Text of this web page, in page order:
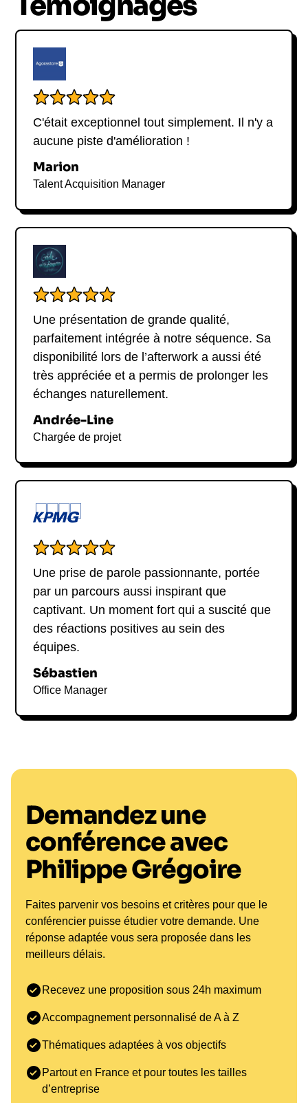
C'était exceptionnel tout simplement. Il n'y a
aucune piste d'amélioration !
Marion
Talent Acquisition Manager
Une présentation de grande qualité,
parfaitement intégrée à notre séquence. Sa
disponibilité lors de l’afterwork a aussi été
très appréciée et a permis de prolonger les
échanges naturellement.
Andrée-Line
Chargée de projet
Une prise de parole passionnante, portée
par un parcours aussi inspirant que
captivant. Un moment fort qui a suscité que
des réactions positives au sein des
équipes.
Sébastien
Office Manager
Demandez une
conférence avec
Philippe Grégoire
Faites parvenir vos besoins et critères pour que le
conférencier puisse étudier votre demande. Une
réponse adaptée vous sera proposée dans les
meilleurs délais.
Recevez une proposition sous 24h maximum
Accompagnement personnalisé de A à Z
Thématiques adaptées à vos objectifs
Partout en France et pour toutes les tailles
d’entreprise